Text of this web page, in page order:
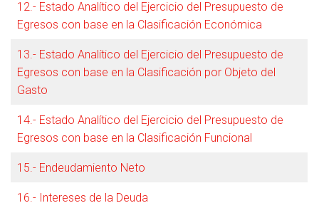
12.- Estado Analítico del Ejercicio del Presupuesto de
Egresos con base en la Clasificación Económica
13.- Estado Analítico del Ejercicio del Presupuesto de
Egresos con base en la Clasificación por Objeto del
Gasto
14.- Estado Analítico del Ejercicio del Presupuesto de
Egresos con base en la Clasificación Funcional
15.- Endeudamiento Neto
16.- Intereses de la Deuda